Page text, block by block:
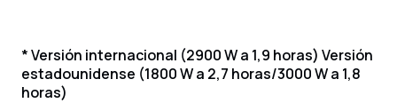
* Versión internacional (2900 W a 1,9 horas) Versión
estadounidense (1800 W a 2,7 horas/3000 W a 1,8
horas)